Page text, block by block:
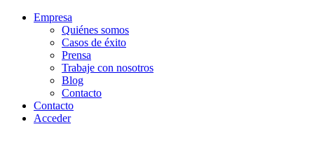
Empresa
Quiénes somos
Casos de éxito
Prensa
Trabaje con nosotros
Blog
Contacto
Contacto
Acceder